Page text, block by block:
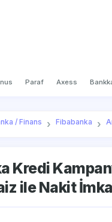
Paraf Axess
/ Finans Fibabanka
Kredi
ile Nakit